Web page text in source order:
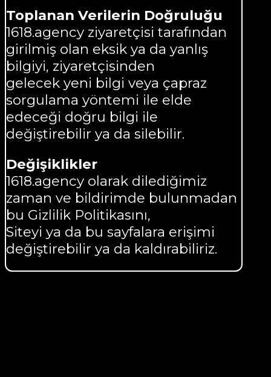
Toplanan Verilerin Doğruluğu
1618.agency ziyaretçisi tarafından
girilmiş olan eksik ya da yanlış
bilgiyi, ziyaretçisinden
gelecek yeni bilgi veya çapraz
sorgulama yöntemi ile elde
edeceği doğru bilgi ile
değiştirebilir ya da silebilir.
Değişiklikler
1618.agency olarak dilediğimiz
zaman ve bildirimde bulunmadan
bu Gizlilik Politikasını,
Siteyi ya da bu sayfalara erişimi
değiştirebilir ya da kaldırabiliriz.